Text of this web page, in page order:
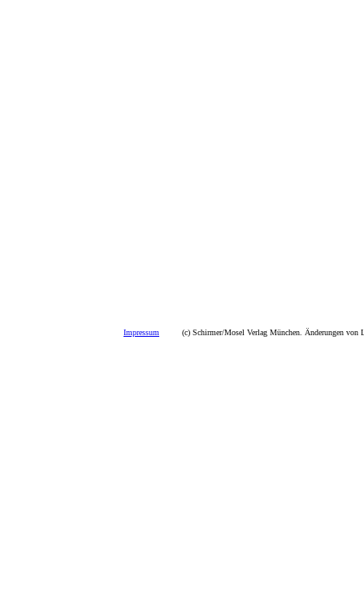
Impressum (c) Schirmer/Mosel Verlag München. Änderungen von